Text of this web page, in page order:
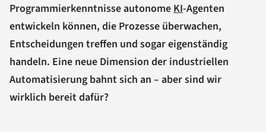
Programmierkenntnisse autonome KI-Agenten
entwickeln können, die Prozesse überwachen,
Entscheidungen treffen und sogar eigenständig
handeln. Eine neue Dimension der industriellen
Automatisierung bahnt sich an – aber sind wir
wirklich bereit dafür?